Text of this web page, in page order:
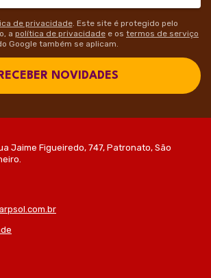
de privacidade. Este site é protegido pelo
a política de privacidade e os termos de serviço
Google também se aplicam.
RECEBER NOVIDADES
Jaime Figueiredo, 747, Patronato, São